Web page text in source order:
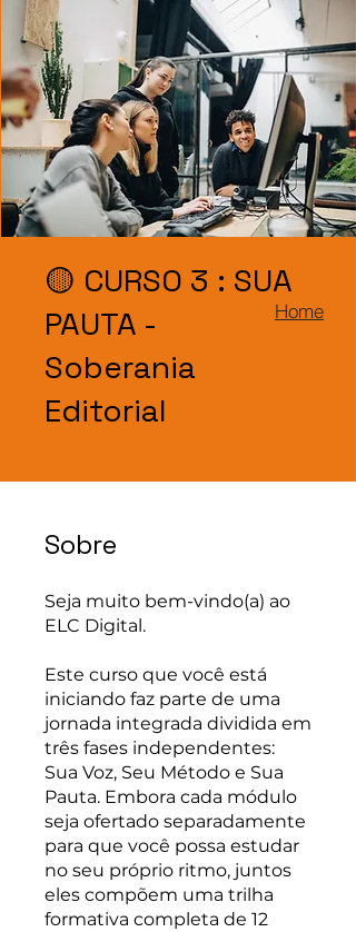
🟡 CURSO 3 : SUA
PAUTA -
Soberania
Editorial
Sobre
Seja muito bem-vindo(a) ao
ELC Digital.
Este curso que você está
iniciando faz parte de uma
jornada integrada dividida em
três fases independentes:
Sua Voz, Seu Método e Sua
Pauta. Embora cada módulo
seja ofertado separadamente
para que você possa estudar
no seu próprio ritmo, juntos
eles compõem uma trilha
formativa completa de 12
Home